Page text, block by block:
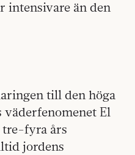
intensivare än den
till den höga
väderfenomenet El
tre-fyra års
jordens